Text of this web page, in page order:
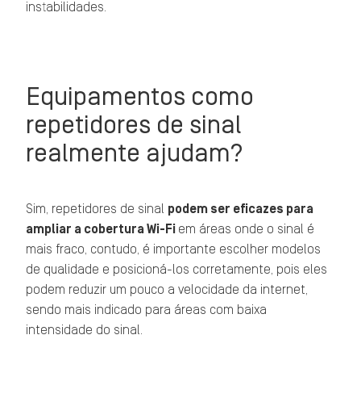
instabilidades.
Equipamentos como
repetidores de sinal
realmente ajudam?
Sim, repetidores de sinal podem ser eficazes para
ampliar a cobertura Wi-Fi em áreas onde o sinal é
mais fraco, contudo, é importante escolher modelos
de qualidade e posicioná-los corretamente, pois eles
podem reduzir um pouco a velocidade da internet,
sendo mais indicado para áreas com baixa
intensidade do sinal.